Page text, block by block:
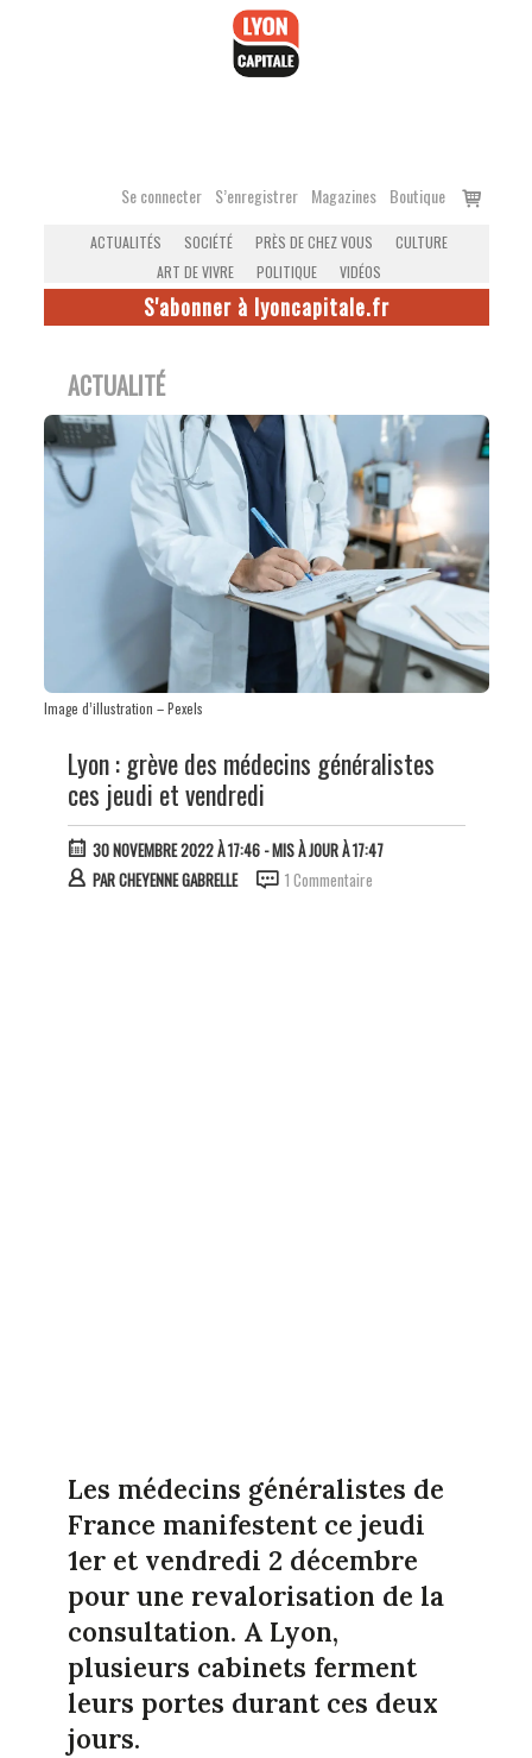
Se connecter S’enregistrer Magazines Boutique
Voir
ACTUALITÉS SOCIÉTÉ PRÈS DE CHEZ VOUS
CULTURE
ART DE VIVRE
POLITIQUE VIDÉOS
S'abonner à lyoncapitale.fr
ACTUALITÉ
Image d’illustration – Pexels
Lyon : grève des médecins généralistes
ces jeudi et vendredi
30 NOVEMBRE 2022 À 17:46- MIS À JOUR À 17:47
PARCHEYENNE GABRELLE 1 Commentaire
Les médecins généralistes de
France manifestent ce jeudi
1er et vendredi 2 décembre
pour une revalorisation de la
consultation. A Lyon,
plusieurs cabinets ferment
leurs portes durant ces deux
jours.